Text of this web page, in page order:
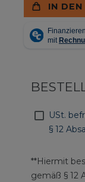
IN
USt.
§ 12
**Hiermit
gemäß § 12